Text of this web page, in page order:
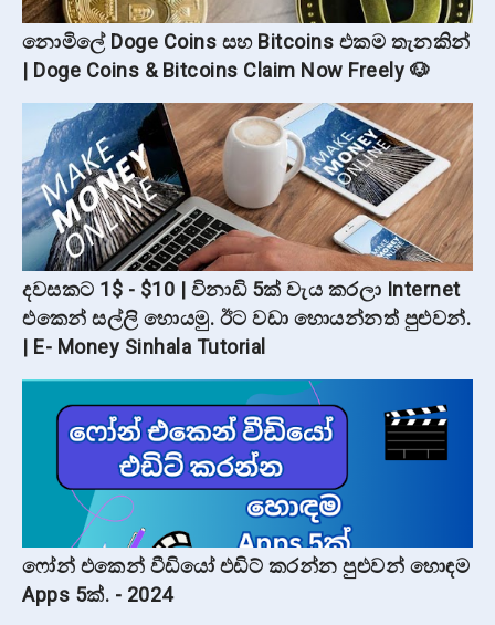
නොමිලේ Doge Coins සහ Bitcoins එකම තැනකින්
| Doge Coins & Bitcoins Claim Now Freely 🐶
දවසකට 1$ - $10 | විනාඩි 5ක් වැය කරලා Internet
එකෙන් සල්ලි හොයමු. ඊට වඩා හොයන්නත් පුළුවන්.
| E- Money Sinhala Tutorial
ෆෝන් එකෙන් වීඩියෝ එඩිට් කරන්න පුළුවන් හොඳම
Apps 5ක්. - 2024